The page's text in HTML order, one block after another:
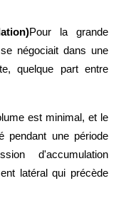
populaires
Pour la grande
négociait dans une
quelque part entre
est minimal, et le
pendant une période
d'accumulation
latéral qui précède